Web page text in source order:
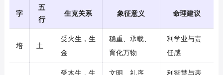
字
五
行
生克关系 象征意义 命理建议
培 土
受火生，生
金
稳重、承载、
育化万物
利学业与责
任感
受木生，生
文明、礼序、
利智慧与表